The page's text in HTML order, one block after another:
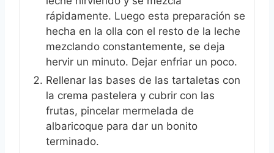
rápidamente. Luego esta preparación se
hecha en la olla con el resto de la leche
mezclando constantemente, se deja
hervir un minuto. Dejar enfriar un poco.
Rellenar las bases de las tartaletas con
la crema pastelera y cubrir con las
frutas, pincelar mermelada de
albaricoque para dar un bonito
terminado.